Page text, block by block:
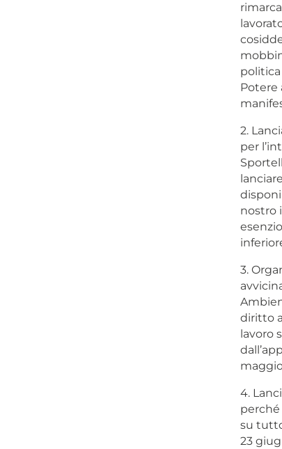
Potere
2.
per
nostro
3.
diritto
lavoro
4.
su
23